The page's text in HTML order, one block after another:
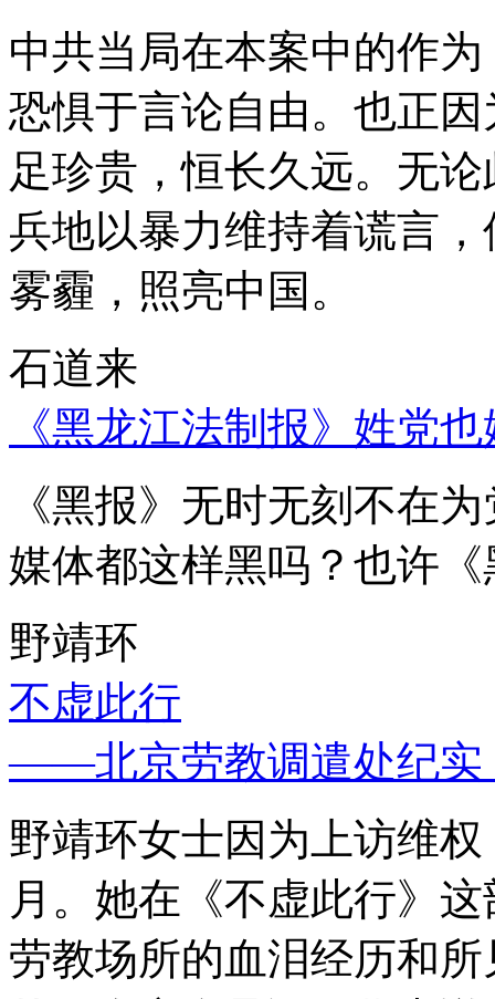
中共当局在本案中的作
恐惧于言论自由。也正
足珍贵，恒长久远。无
兵地以暴力维持着谎言
雾霾，照亮中国。
石道来
《黑龙江法制报》姓党
《黑报》无时无刻不在
媒体都这样黑吗？也许
野靖环
不虚此行
——北京劳教调遣处纪实
野靖环女士因为上访维
月。她在《不虚此行》
劳教场所的血泪经历和